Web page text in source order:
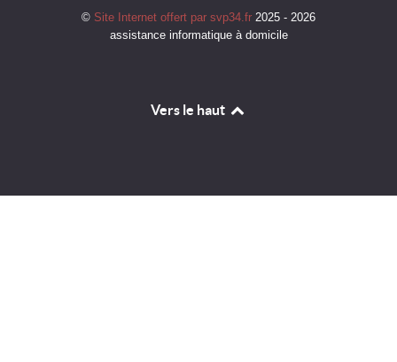
© Site Internet offert par svp34.fr 2025 - 2026
assistance informatique à domicile
Vers le haut